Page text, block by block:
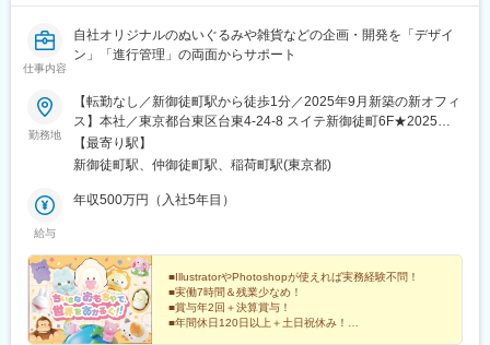
仕事内容
自社オリジナルのぬいぐるみや雑貨などの企画・開発を「デザイ
ン」「進行管理」の両面からサポート
勤務地
【転勤なし／新御徒町駅から徒歩1分／2025年9月新築の新オフィ
ス】本社／東京都台東区台東4-24-8 スイテ新御徒町6F★2025年9
月より新築のオフィスビルへ移転しました※受動喫煙対策：屋内原
則禁煙（喫煙専用室設置）《アクセス》都営地下鉄大江戸線・つ
「仲御徒町」駅より徒歩7分東京メトロ銀座線「稲荷町」駅より徒
【最寄り駅】
新御徒町駅、仲御徒町駅、稲荷町駅(東京都)
給与
年収500万円（入社5年目）
■IllustratorやPhotoshopが使えれば実務経験不問！
■実働7時間＆残業少なめ！
■賞与年2回＋決算賞与！
■年間休日120日以上＋土日祝休み！